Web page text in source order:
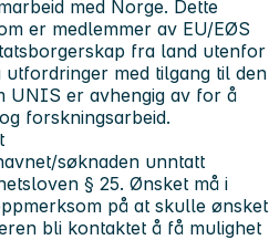
med Norge. Dette
er medlemmer av EU/EØS
fra land utenfor
med tilgang til den
UNIS er avhengig av for å
forskningsarbeid.
søknaden unntatt
§ 25. Ønsket må i
på at skulle ønsket
bli kontaktet å få mulighet